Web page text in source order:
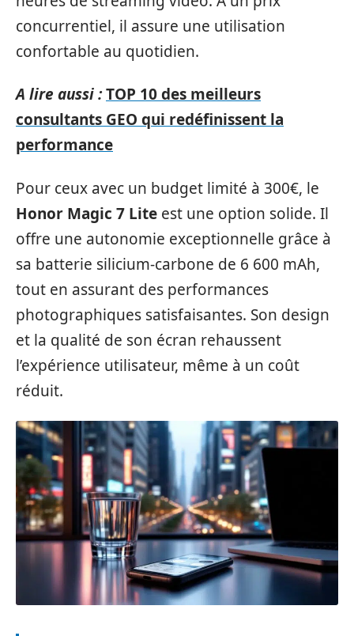
concurrentiel, il assure une utilisation
confortable au quotidien.
A lire aussi :TOP 10 des meilleurs
consultants GEO qui redéfinissent la
performance
Pour ceux avec un budget limité à 300€, le
Honor Magic 7 Lite est une option solide. Il
offre une autonomie exceptionnelle grâce à
sa batterie silicium-carbone de 6 600 mAh,
tout en assurant des performances
photographiques satisfaisantes. Son design
et la qualité de son écran rehaussent
l’expérience utilisateur, même à un coût
réduit.